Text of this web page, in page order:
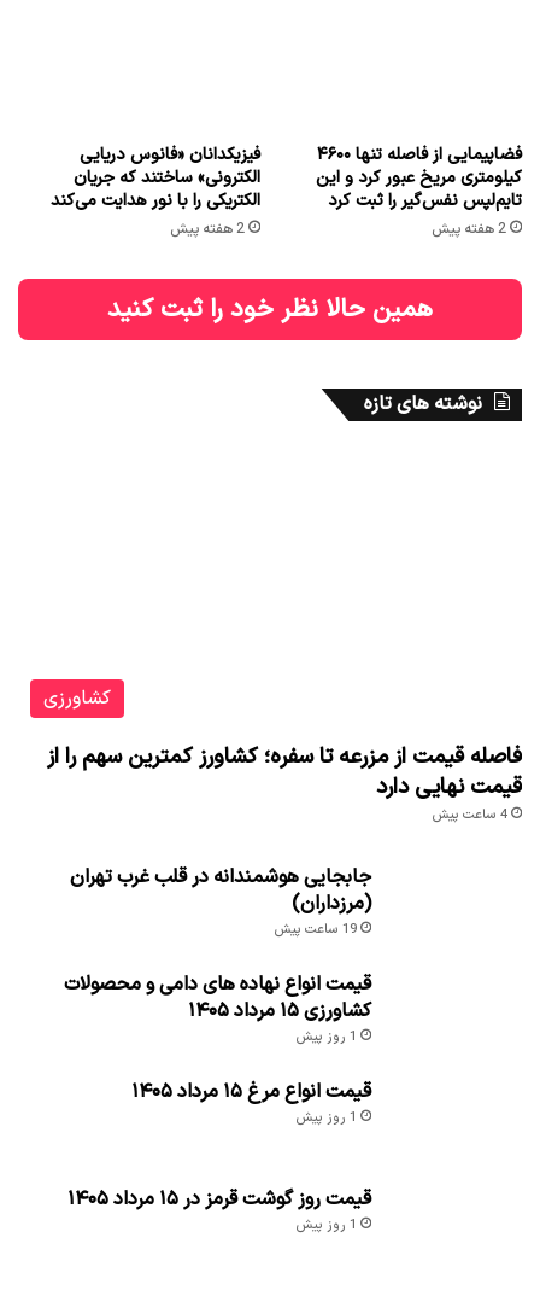
فضاپیمایی از فاصله تنها ۴۶۰۰
کیلومتری مریخ عبور کرد و این
تایم‌لپس نفس‌گیر را ثبت کرد
2 هفته پیش
فیزیکدانان «فانوس دریایی
الکترونی» ساختند که جریان
الکتریکی را با نور هدایت می‌کند
2 هفته پیش
همین حالا نظر خود را ثبت کنید
نوشته های تازه
کشاورزی
فاصله قیمت از مزرعه تا سفره؛ کشاورز کمترین سهم را از
قیمت نهایی دارد
4 ساعت پیش
جابجایی هوشمندانه در قلب غرب تهران
(مرزداران)
19 ساعت پیش
قیمت انواع نهاده های دامی و محصولات
کشاورزی ۱۵ مرداد ۱۴۰۵
1 روز پیش
قیمت انواع مرغ ۱۵ مرداد ۱۴۰۵
1 روز پیش
قیمت روز گوشت قرمز در ۱۵ مرداد ۱۴۰۵
1 روز پیش